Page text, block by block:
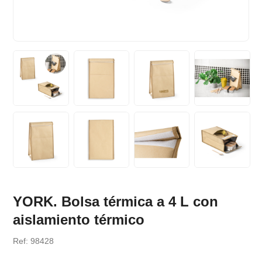
YORK. Bolsa térmica a 4 L con
aislamiento térmico
Ref: 98428